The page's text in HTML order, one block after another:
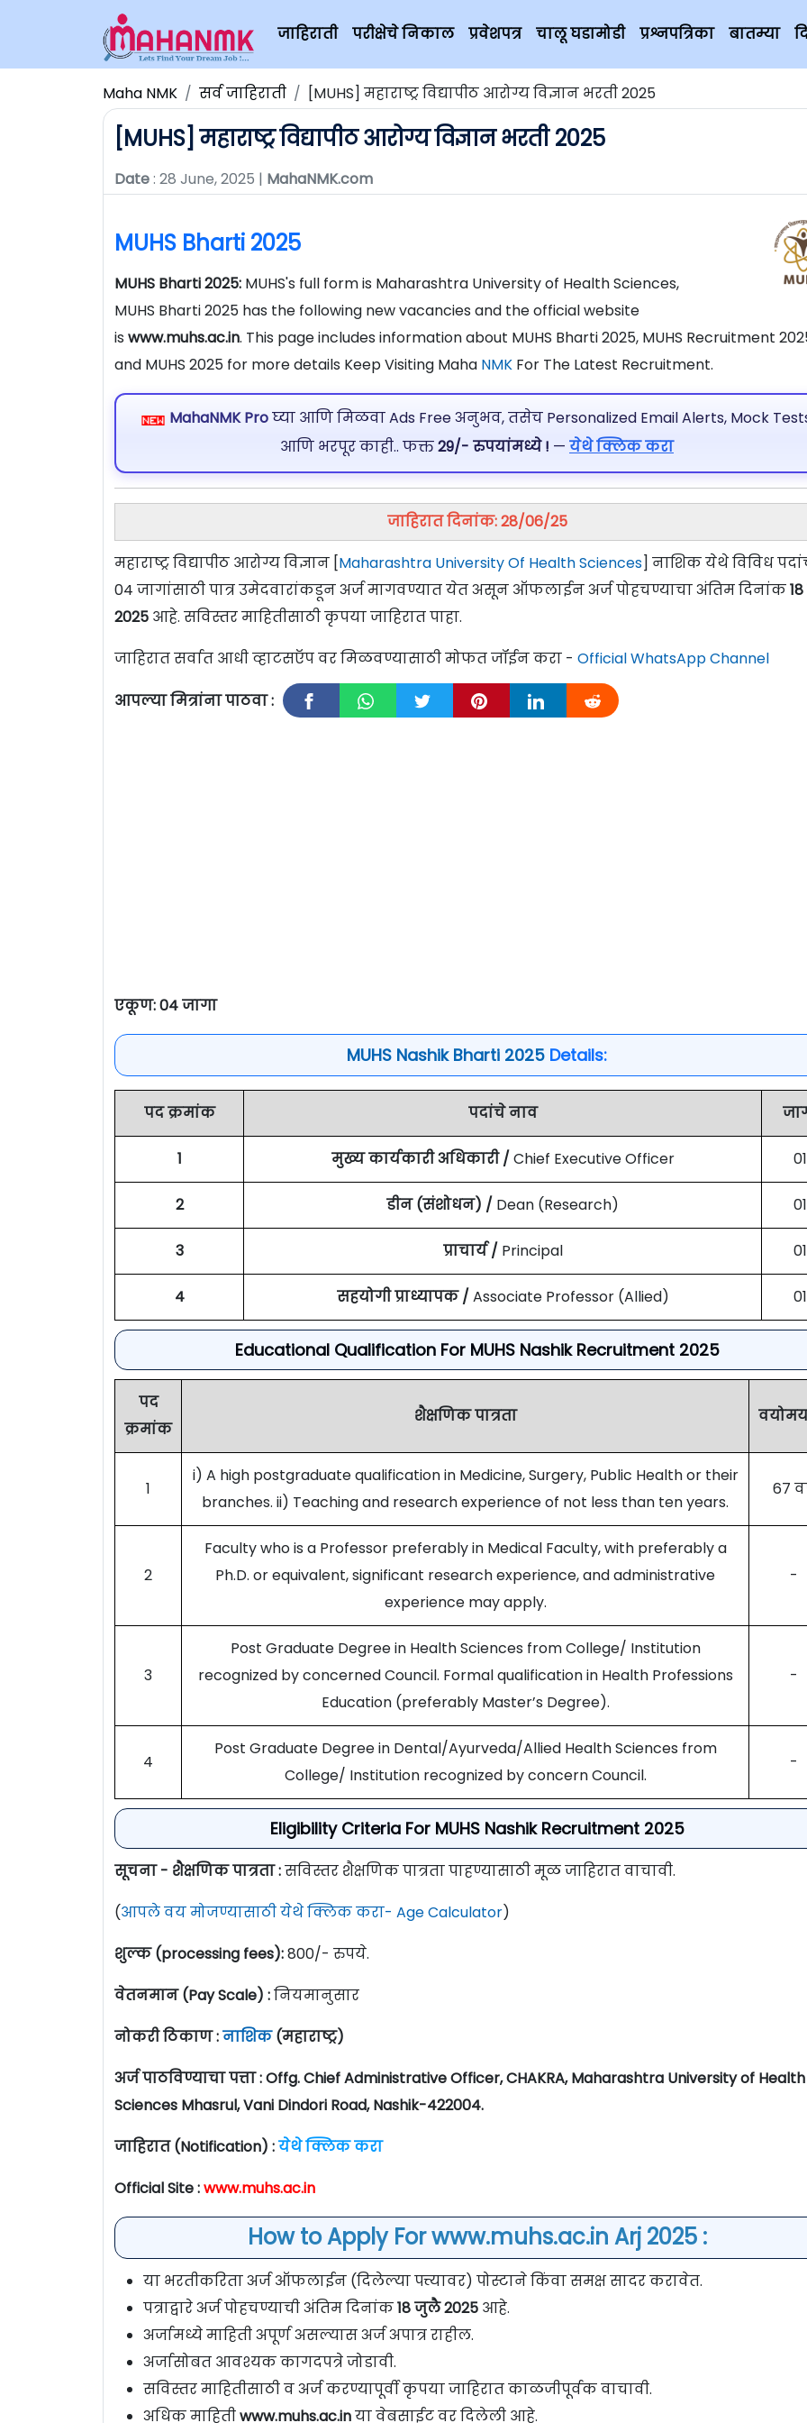
जाहिराती परीक्षेचे निकाल प्रवेशपत्र चालू घडामोडी प्रश्नपत्रिका बातम्या
Maha NMK सर्व जाहिराती [MUHS] महाराष्ट्र विद्यापीठ आरोग्य विज्ञान भरती 2025
[MUHS] महाराष्ट्र विद्यापीठ आरोग्य विज्ञान भरती 2025
Date: 28 June, 2025 | MahaNMK.com
MUHS Bharti 2025
MUHS Bharti 2025: MUHS's full form is Maharashtra University of Health Sciences,
MUHS Bharti 2025 has the following new vacancies and the official website
is www.muhs.ac.in. This page includes information about MUHS Bharti 2025, MUHS Recruitment
and MUHS 2025 for more details Keep Visiting Maha NMK For The Latest Recruitment.
MahaNMK Proघ्या आणि मिळवा Ads Free अनुभव, तसेच Personalized Email Alerts, Mock
आणि भरपूर काही.. फक्त29/- रुपयांमध्ये ! — येथे क्लिक करा
जाहिरात दिनांक: 28/06/25
महाराष्ट्र विद्यापीठ आरोग्य विज्ञान [Maharashtra University Of Health Sciences] नाशिक येथे विविध
04 जागांसाठी पात्र उमेदवारांकडून अर्ज मागवण्यात येत असून ऑफलाईन अर्ज पोहचण्याचा अंतिम दिनांक
2025 आहे. सविस्तर माहितीसाठी कृपया जाहिरात पाहा.
जाहिरात सर्वात आधी व्हाटसऍप वर मिळवण्यासाठी मोफत जॉईन करा - Official WhatsApp Channel
आपल्या मित्रांना पाठवा :
एकूण: 04 जागा
MUHS Nashik Bharti 2025 Details:
पद क्रमांक पदांचे नाव
1 मुख्य कार्यकारी अधिकारी / Chief Executive Officer 01
2 डीन (संशोधन) / Dean (Research) 01
3 प्राचार्य / Principal 01
4 सहयोगी प्राध्यापक / Associate Professor (Allied) 01
Educational Qualification For MUHS Nashik Recruitment 2025
पद
क्रमांक
शैक्षणिक पात्रता
1
i) A high postgraduate qualification in Medicine, Surgery, Public Health or their
branches. ii) Teaching and research experience of not less than ten years.
67
2
Faculty who is a Professor preferably in Medical Faculty, with preferably a
Ph.D. or equivalent, significant research experience, and administrative
experience may apply.
-
3
Post Graduate Degree in Health Sciences from College/ Institution
recognized by concerned Council. Formal qualification in Health Professions
Education (preferably Master’s Degree).
-
4
Post Graduate Degree in Dental/Ayurveda/Allied Health Sciences from
College/ Institution recognized by concern Council.
-
Eligibility Criteria For MUHS Nashik Recruitment 2025
सूचना - शैक्षणिक पात्रता :सविस्तर शैक्षणिक पात्रता पाहण्यासाठी मूळ जाहिरात वाचावी.
(आपले वय मोजण्यासाठी येथे क्लिक करा- Age Calculator)
शुल्क (processing fees):800/- रुपये.
वेतनमान (Pay Scale) :नियमानुसार
नोकरी ठिकाण :नाशिक(महाराष्ट्र)
अर्ज पाठविण्याचा पत्ता : Offg. Chief Administrative Officer, CHAKRA, Maharashtra University of Health
Sciences Mhasrul, Vani Dindori Road, Nashik-422004.
जाहिरात (Notification) :येथे क्लिक करा
Official Site :www.muhs.ac.in
How to Apply For www.muhs.ac.in Arj 2025 :
या भरतीकरिता अर्ज ऑफलाईन (दिलेल्या पत्त्यावर) पोस्टाने किंवा समक्ष सादर करावेत.
पत्राद्वारे अर्ज पोहचण्याची अंतिम दिनांक18 जुलै 2025 आहे.
अर्जामध्ये माहिती अपूर्ण असल्यास अर्ज अपात्र राहील.
अर्जासोबत आवश्यक कागदपत्रे जोडावी.
सविस्तर माहितीसाठी व अर्ज करण्यापूर्वी कृपया जाहिरात काळजीपूर्वक वाचावी.
अधिक माहितीwww.muhs.ac.inया वेबसाईट वर दिलेली आहे.